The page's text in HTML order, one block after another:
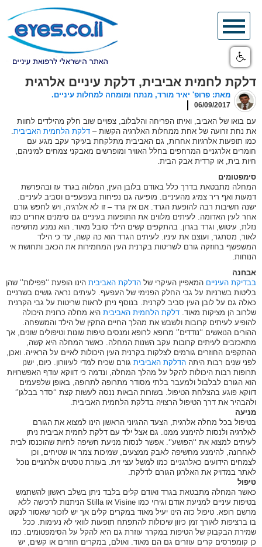
Skip
content
דלקת לחמית אביבית, דלקת עיניים אלרגית
מאת: פרופ' יאיר מורד, מנתח ומומחה למחלות עיניים.
06/09/2017
עם בואו של האביב, ואיתו הפריחה והלבלוב, צפויים שוב חלק מהילדים לחוות
את נחת זרועה של אחת ממחלות האלרגיה הקשות – דלקת הלחמית האביבית.
כמו תופעות אלרגיות אחרות, גם האביבית מתלקחת בעיקר עקב מגע עם
חומרים אלרגניים המרחפים בחלל האוויר ומופרשים מאבקני צמחים למיניהם,
חיות בית, או קרדית אבק הבית.
סימפטומים
המחלה מתבטאת בדרך כלל באודם בלובן העין, המלווה בגרד עז ובהפרשת
דמעות ואף ריר צמיג מהעיניים. מופיעה גם נפיחות בעפעפיים וסביב לעיניים.
ישנה חשיבות רבה להופעת הגרד. אם אין גרד – זו לא אלרגיה, ויש לחפש גורם
אחר לעין האדומה. לעיתים מלווים את התופעות בעיניים גם סימנים אחרים כמו
נזלת, עיטוש, וגרד בגרון. בהתקפים קשים הילד סובל מאוד. הוא נמנע מחשיפה
לאור, מסתגר, ועוצם את עיניו. לעיתים הגרד הוא כה קשה, עד כי הילד
המשפשף בחוזקה גורם לשריטות בקרנית העין המחמירות את הכאב ותחושת אי
הנוחות.
אבחנה
בבדיקת העיניים המאפיין העיקרי של הדלקת האביבית הינו הופעת ‘‘פפילות’‘ שהן
בליטות בשרניות על גבי החלק הפנימי של העפעף. לעיתים נראה גושים בשרניים
כאלה גם על לובן העין סביב לקרנית. בנוסף ניתן לראות שריטות על גבי הקרנית
שלרוב הן מציקות מאוד. דלקת הלחמית האביבית היא מחלה כרונית היכולה
להופיע לעיתים קרובות ולשבש את מהלך החיים התקין של הילד והמשפחה.
ההורים הנואשים ‘‘נודדים’‘ מרופא לרופא ומנסים טיפות שונות וטיפולים שונים, אך
מתאכזבים לעיתים קרובות עקב השנות המחלה. כאשר המחלה היא קשה,
ההתקפים החוזרים גורמים לצלקות בקרנית העין היכולות לאיים על הראייה. ואכן,
לפני שנים רבות היתה הדלקת האביבית גורם שכיח למדי לעיוורון. כיום, ישנן
תרופות רבות היכולות להקל על מהלך המחלה, ונדמה כי דווקא עודף האפשרויות
הוא הגורם לבלבול ולמעבר בלתי מסודר מתרופה לתרופה, באופן שלפעמים
דווקא פוגע בהצלחת הטיפול. בשורות הבאות ננסה לעשות קצת ‘‘סדר בבלגן’‘
ולהבהיר את דרך הטיפול הרצויה בדלקת הלחמית האביבית.
מניעה
בטיפול בכל מחלה אלרגית, הצעד ההגיוני הראשון הינו למצוא את הגורם
לאלרגיה ולנסות להימנע ממנו. גם אצל ילד עם דלקת לחמית אביבית ניתן
לעיתים למצוא את ‘‘הפושע’‘. אפשר לנסות מניעת חשיפה לחיות שהוכנסו לבית
לאחרונה, להימנע מחשיפה לאבק ממצעים, שמיכות צמר או שטיחים, וכן
לצמחים הידועים כאלרגניים כמו למשל עצי זית. בעזרת טסטים אלרגניים נוכל
לאתר במדויק את האלרגן הגורם לדלקת.
טיפול
כאשר המחלה מתבטאת בגרד ואודם קלים בלבד ניתן בשלב ראשון להשתמש
בטיפות עיניים למניעת אודם וגירוי כמו Visine או Stilla הניתנות לרכישה ללא
מרשם רופא. טיפול כזה הינו יעיל מאוד במקרים קלים אך יש לזכור שאסור לנקוט
בו ברציפות לאורך זמן כיוון שיכולות להתפתח תופעות לוואי לא נעימות. ככל
שמירת הבקבוק של הטיפות במקרר עוזרת גם היא להקל על הסימפטומים. כמו
כן קומפרסים קרים עוזרים גם הם מאוד. ואולם, במקרים חוזרים או קשים, יש